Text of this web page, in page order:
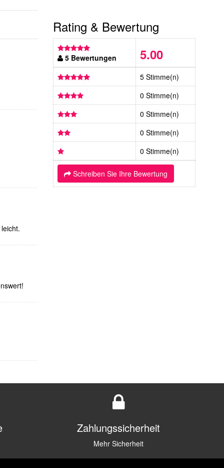
Rating & Bewertung
5 Bewertungen 5.00
5 Stimme(n)
0 Stimme(n)
0 Stimme(n)
0 Stimme(n)
0 Stimme(n)
Schreiben Sie Ihre Bewertung
Zahlungssicherheit
Mehr Sicherheit